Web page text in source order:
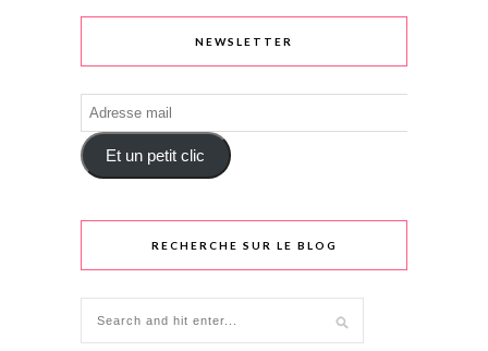
NEWSLETTER
Adresse
mail
Et un petit clic
RECHERCHE SUR LE BLOG